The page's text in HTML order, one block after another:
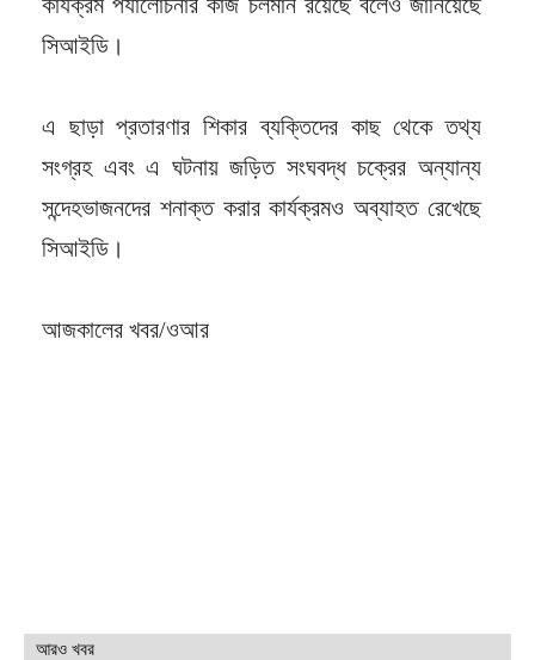
সিআইডি।
এ ছাড়া প্রতারণার শিকার ব্যক্তিদের কাছ থেকে তথ্য
সংগ্রহ এবং এ ঘটনায় জড়িত সংঘবদ্ধ চক্রের অন্যান্য
সন্দেহভাজনদের শনাক্ত করার কার্যক্রমও অব্যাহত রেখেছে
সিআইডি।
আজকালের খবর/ওআর
আরও খবর